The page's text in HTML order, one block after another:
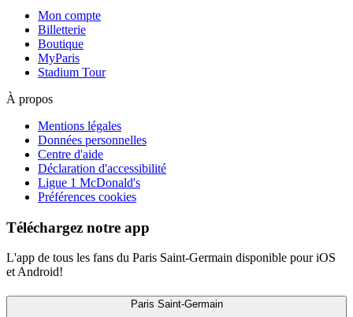
Mon compte
Billetterie
Boutique
MyParis
Stadium Tour
À propos
Mentions légales
Données personnelles
Centre d'aide
Déclaration d'accessibilité
Ligue 1 McDonald's
Préférences cookies
Téléchargez notre app
L'app de tous les fans du Paris Saint-Germain disponible pour iOS
et Android!
Paris Saint-Germain